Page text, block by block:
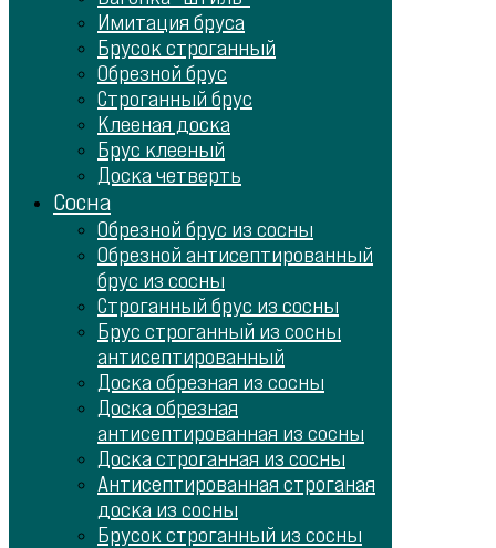
Имитация бруса
Брусок строганный
Обрезной брус
Строганный брус
Клееная доска
Брус клееный
Доска четверть
Сосна
Обрезной брус из сосны
Обрезной антисептированный
брус из сосны
Строганный брус из сосны
Брус строганный из сосны
антисептированный
Доска обрезная из сосны
Доска обрезная
антисептированная из сосны
Доска строганная из сосны
Антисептированная строганая
доска из сосны
Брусок строганный из сосны